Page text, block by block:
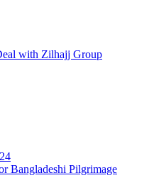
Bangladesh
with Zilhajj Group
Bangladeshi Pilgrimage